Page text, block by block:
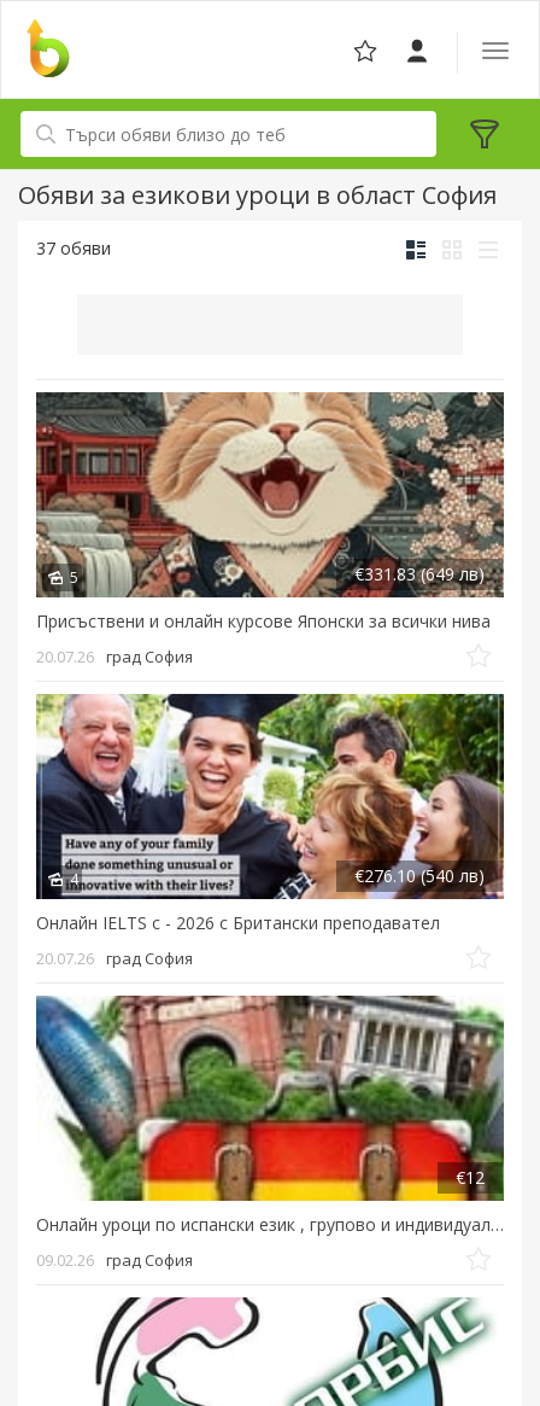
Обяви за езикови уроци в област София
37 обяви
5
Присъствени и онлайн курсове Японски за всички нива
€331.83 (649 лв)
20.07.26 град София
4
Онлайн IELTS с - 2026 с Британски преподавател
€276.10 (540 лв)
20.07.26 град София
Онлайн уроци по испански език , групово и индивидуално
€12
09.02.26 град София